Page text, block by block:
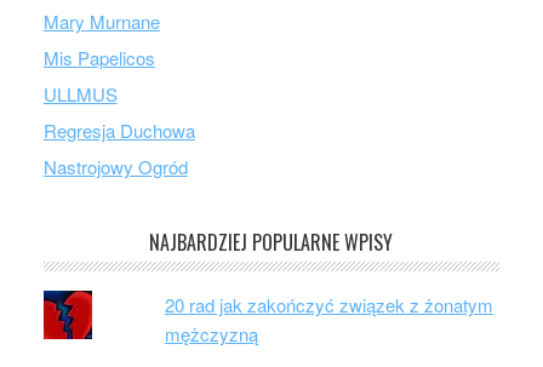
Mary Murnane
Mis Papelicos
ULLMUS
Regresja Duchowa
Nastrojowy Ogród
NAJBARDZIEJ POPULARNE WPISY
20 rad jak zakończyć związek z żonatym
mężczyzną